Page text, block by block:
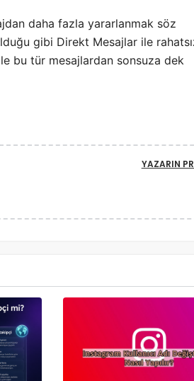
daha fazla yararlanmak söz
gibi Direkt Mesajlar ile
bu tür mesajlardan sonsuza dek
YAZARIN